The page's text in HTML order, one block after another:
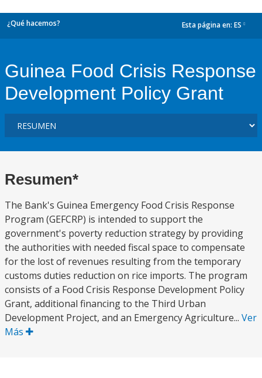
¿Qué hacemos? Esta página en: ES
Guinea Food Crisis Response
Development Policy Grant
Resumen*
The Bank's Guinea Emergency Food Crisis Response
Program (GEFCRP) is intended to support the
government's poverty reduction strategy by providing
the authorities with needed fiscal space to compensate
for the lost of revenues resulting from the temporary
customs duties reduction on rice imports. The program
consists of a Food Crisis Response Development Policy
Grant, additional financing to the Third Urban
Development Project, and an Emergency Agriculture... Ver
Más